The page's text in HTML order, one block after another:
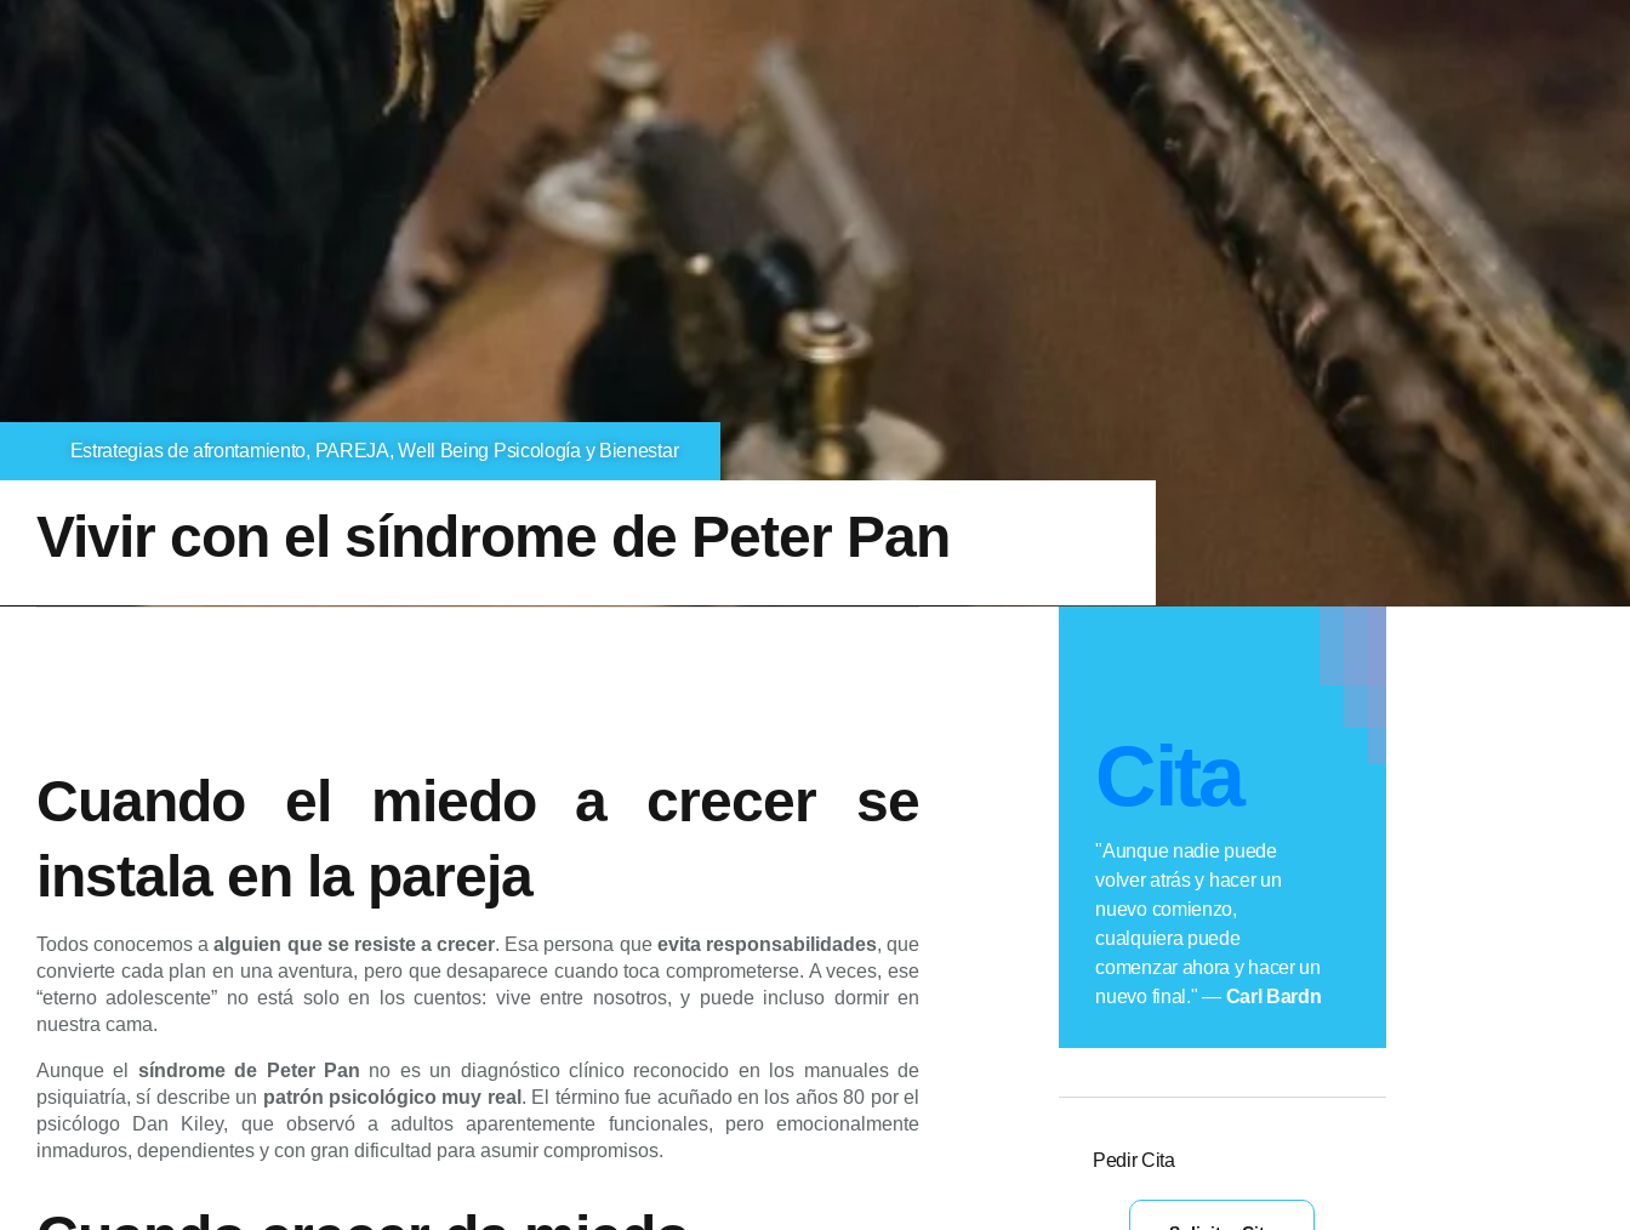
Estrategias de afrontamiento, PAREJA,Well Being Psicología y Bienestar
Vivir con el síndrome de Peter Pan
Cuando el miedo a crecer se
instala en la pareja
Todos conocemos aalguien que se resiste a crecer. Esa persona que evita responsabilidades, que
convierte cada plan en una aventura, pero que desaparece cuando toca comprometerse. A veces, ese
“eterno adolescente” no está solo en los cuentos: vive entre nosotros, y puede incluso dormir en
nuestra cama.
Aunque el síndrome de Peter Pan no es un diagnóstico clínico reconocido en los manuales de
psiquiatría, sí describe un patrón psicológico muy real . El término fue acuñado en los años 80 por el
psicólogo Dan Kiley, que observó a adultos aparentemente funcionales, pero emocionalmente
inmaduros, dependientes y con gran dificultad para asumir compromisos.
Cita
"Aunque nadie puede
volver atrás y hacer un
nuevo comienzo,
cualquiera puede
comenzar ahora y hacer un
nuevo final." — Carl Bardn
Pedir Cita